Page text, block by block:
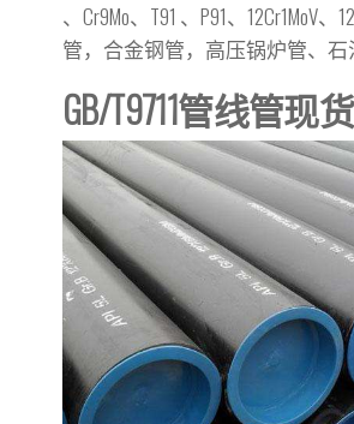
、Cr9Mo、T91 、P91、12Cr1MoV
管，合金钢管，高压锅炉管、
GB/T9711管线管现货